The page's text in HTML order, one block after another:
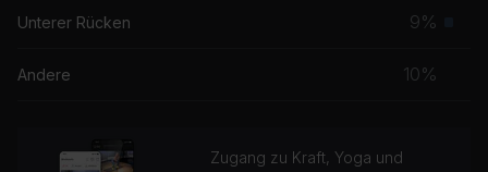
Unterer Rücken 9%
Andere 10%
Zugang zu Kraft, Yoga und